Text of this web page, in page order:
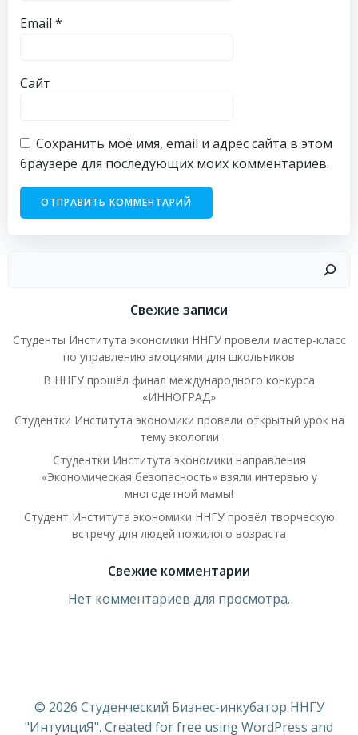
Email *
Сайт
Сохранить моё имя, email и адрес сайта в этом
браузере для последующих моих комментариев.
Свежие записи
Студенты Института экономики ННГУ провели мастер-класс
по управлению эмоциями для школьников
В ННГУ прошёл финал международного конкурса
«ИННОГРАД»
Студентки Института экономики провели открытый урок на
тему экологии
Студентки Института экономики направления
«Экономическая безопасность» взяли интервью у
многодетной мамы!
Студент Института экономики ННГУ провёл творческую
встречу для людей пожилого возраста
Свежие комментарии
Нет комментариев для просмотра.
© 2026 Студенческий Бизнес-инкубатор ННГУ
"ИнтуициЯ". Created for free using WordPress and